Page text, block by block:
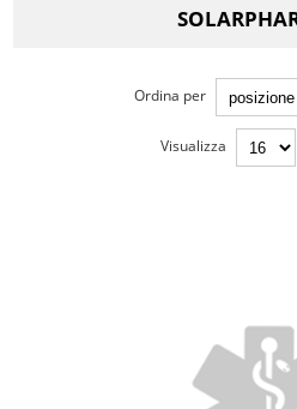
Ordina per
Visualizza